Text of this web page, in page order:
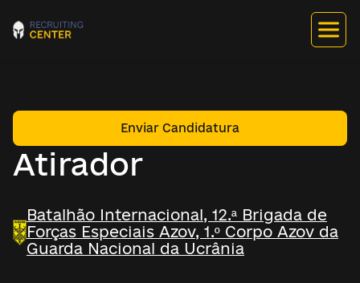
Atirador
Enviar Candidatura
Batalhão Internacional, 12.ª Brigada de
Forças Especiais Azov, 1.º Corpo Azov da
Guarda Nacional da Ucrânia